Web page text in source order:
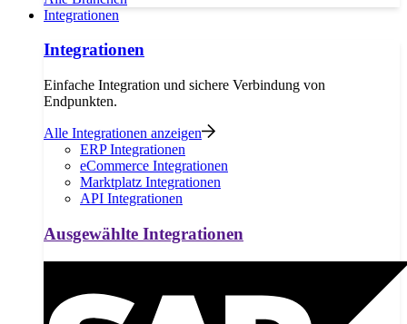
Integrationen
Integrationen
Einfache Integration und sichere Verbindung von
Endpunkten.
Alle Integrationen anzeigen
ERP Integrationen
eCommerce Integrationen
Marktplatz Integrationen
API Integrationen
Ausgewählte Integrationen